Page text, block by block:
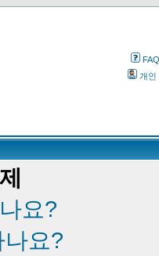
FAQ
개인
요?
요?